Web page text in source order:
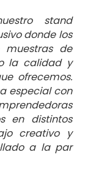
stand
donde los
muestras de
la calidad y
ofrecemos.
especial con
en distintos
creativo y
a la par